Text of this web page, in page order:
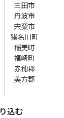
三田市
丹波市
宍粟市
猪名川町
稲美町
福崎町
赤穂郡
美方郡
込む